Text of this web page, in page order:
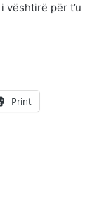
për t’u
Print